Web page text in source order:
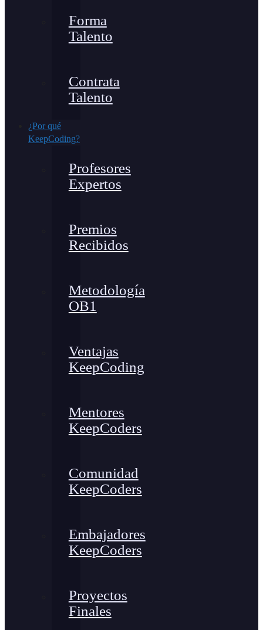
Forma
Talento
Contrata
Talento
¿Por qué
KeepCoding?
Profesores
Expertos
Premios
Recibidos
Metodología
OB1
Ventajas
KeepCoding
Mentores
KeepCoders
Comunidad
KeepCoders
Embajadores
KeepCoders
Proyectos
Finales